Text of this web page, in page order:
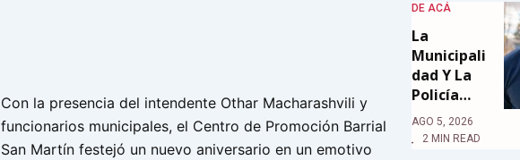
Con la presencia del intendente Othar Macharashvili y
funcionarios municipales, el Centro de Promoción Barrial
San Martín festejó un nuevo aniversario en un emotivo
DE ACÁ
La
Municipali
Dad Y La
Policía…
AGO 5, 2026
2 MIN READ